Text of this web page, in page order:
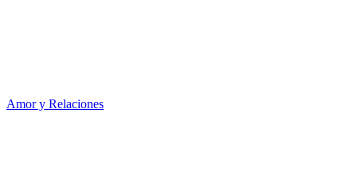
Amor y Relaciones